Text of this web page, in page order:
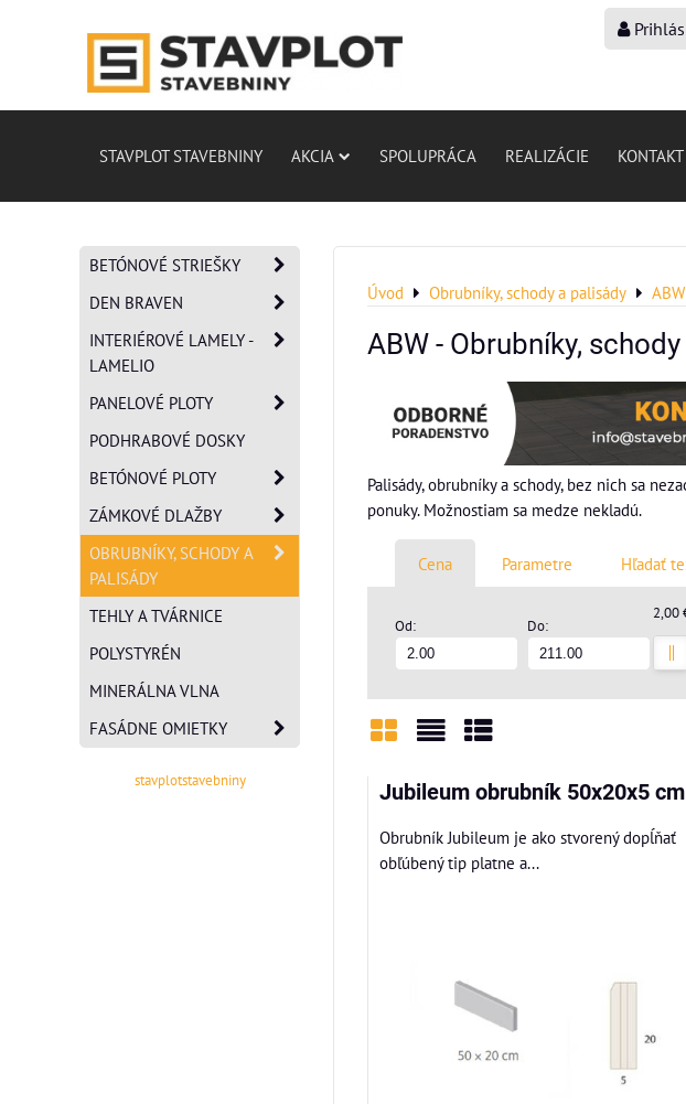
STAVPLOT STAVEBNINY AKCIA SPOLUPRÁCA REALIZÁCIE KONTAKT
Úvod Obrubníky, schody a palisády ABW
ABW - Obrubníky,
Palisády, obrubníky a schody, bez nich sa
ponuky. Možnostiam sa medze nekladú.
Cena Parametre Hľadať
Od: Do:
2,00
Mriežka
Jubileum obrubník 50x20x5 cm
Obrubník Jubileum je ako stvorený dopĺňať
obľúbený tip platne a...
BETÓNOVÉ STRIEŠKY
DEN BRAVEN
INTERIÉROVÉ LAMELY -
LAMELIO
PANELOVÉ PLOTY
PODHRABOVÉ DOSKY
BETÓNOVÉ PLOTY
ZÁMKOVÉ DLAŽBY
OBRUBNÍKY, SCHODY A
PALISÁDY
TEHLY A TVÁRNICE
POLYSTYRÉN
MINERÁLNA VLNA
FASÁDNE OMIETKY
stavplotstavebniny